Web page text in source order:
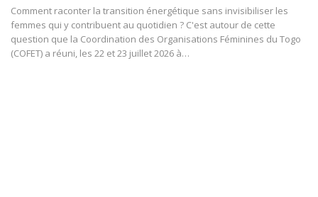
Comment raconter la transition énergétique sans invisibiliser les
femmes qui y contribuent au quotidien ? C'est autour de cette
question que la Coordination des Organisations Féminines du Togo
(COFET) a réuni, les 22 et 23 juillet 2026 à…